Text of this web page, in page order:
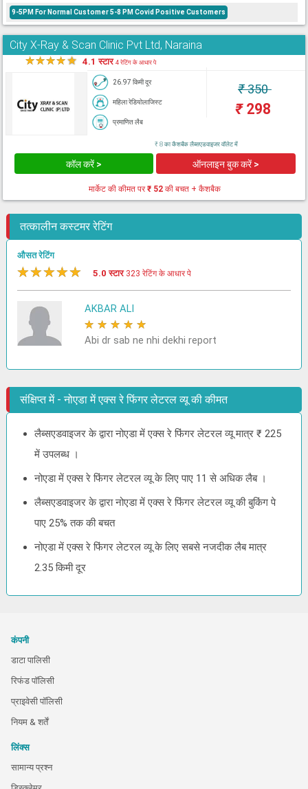
9-5PM For Normal Customer 5-8 PM Covid Positive Customers
City X-Ray & Scan Clinic Pvt Ltd, Naraina
★★★★★ 4.1 स्टार4 रेटिंग के आधार पे
26.97 किमी दूर
महिला रेडियोलाजिस्ट
प्रमाणित लैब
₹350
₹298
₹ 8 का कैशबैक लैब्सएडवाइजर वॉलेट में
कॉल करें > ऑनलाइन बुक करें >
मार्केट की कीमत पर₹ 52 की बचत + कैशबैक
तत्कालीन कस्टमर रेटिंग
औसत रेटिंग
★★★★★ 5.0 स्टार 323 रेटिंग के आधार पे
AKBAR ALI
★ ★ ★ ★ ★
Abi dr sab ne nhi dekhi report
संक्षिप्त में - नोएडा में एक्स रे फिंगर लेटरल व्यू की कीमत
लैब्सएडवाइजर के द्वारा नोएडा में एक्स रे फिंगर लेटरल व्यू मात्र ₹ 225
में उपलब्ध ।
नोएडा में एक्स रे फिंगर लेटरल व्यू के लिए पाए 11 से अधिक लैब ।
लैब्सएडवाइजर के द्वारा नोएडा में एक्स रे फिंगर लेटरल व्यू की बुकिंग पे
पाए 25% तक की बचत
नोएडा में एक्स रे फिंगर लेटरल व्यू के लिए सबसे नजदीक लैब मात्र
2.35 किमी दूर
कंपनी
डाटा पालिसी
रिफंड पॉलिसी
प्राइवेसी पॉलिसी
नियम & शर्तें
लिंक्स
सामान्य प्रश्न